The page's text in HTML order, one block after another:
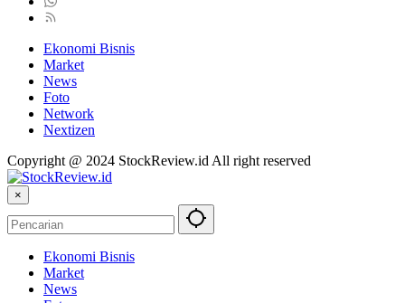
Ekonomi Bisnis
Market
News
Foto
Network
Nextizen
Copyright @ 2024 StockReview.id All right reserved
×
Ekonomi Bisnis
Market
News